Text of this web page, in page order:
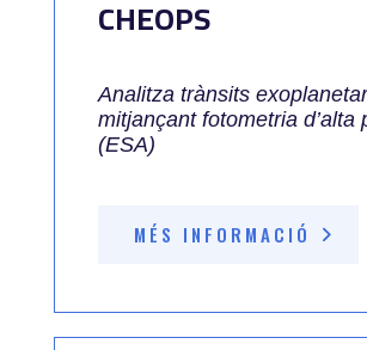
CHEOPS
Analitza trànsits
mitjançant fotometria d’alta
(ESA)
MÉS INFORMACIÓ